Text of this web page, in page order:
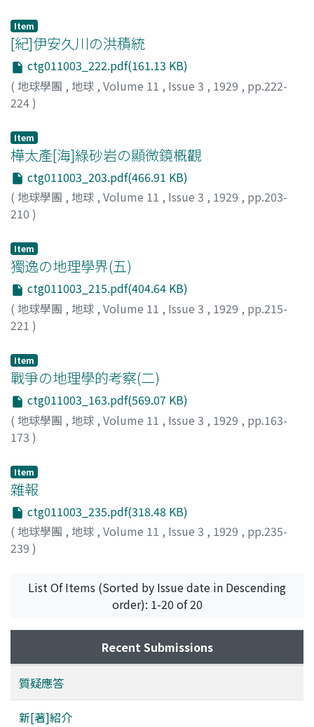
Item
[紀]伊安久川の洪積統
ctg011003_222.pdf(161.13 KB)
( 地球學團 , 地球 , Volume 11 , Issue 3 , 1929 , pp.222-
224)
Item
樺太產[海]綠砂岩の顯微鏡槪觀
ctg011003_203.pdf(466.91 KB)
( 地球學團 , 地球 , Volume 11 , Issue 3 , 1929 , pp.203-
210 )
Item
獨逸の地理學界(五)
ctg011003_215.pdf(404.64 KB)
( 地球學團 , 地球 , Volume 11 , Issue 3 , 1929 , pp.215-
221 )
Item
戰爭の地理學的考察(二)
ctg011003_163.pdf(569.07 KB)
( 地球學團 , 地球 , Volume 11 , Issue 3 , 1929 , pp.163-
173 )
Item
雜報
ctg011003_235.pdf(318.48 KB)
( 地球學團 , 地球 , Volume 11 , Issue 3 , 1929 , pp.235-
239 )
List Of Items (Sorted by Issue date in Descending
order): 1-20 of 20
Recent Submissions
質疑應答
新[著]紹介